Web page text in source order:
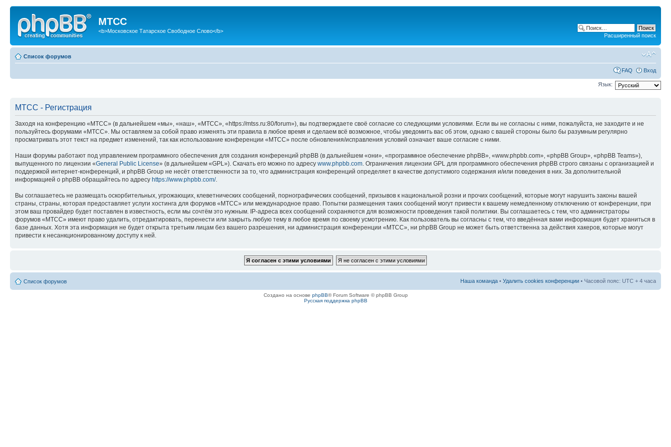
МТСС
<b>Московское Татарское Свободное Слово</b>
Расширенный поиск
Список форумов
FAQ Вход
Язык:
МТСС - Регистрация
Заходя на конференцию «МТСС» (в дальнейшем «мы», «наш», «МТСС», «https://mtss.ru:80/forum»), вы подтверждаете своё согласие со следующими условиями. Если вы не согласны с ними, пожалуйста, не заходите и не
пользуйтесь форумами «МТСС». Мы оставляем за собой право изменять эти правила в любое время и сделаем всё возможное, чтобы уведомить вас об этом, однако с вашей стороны было бы разумным регулярно
просматривать этот текст на предмет изменений, так как использование конференции «МТСС» после обновления/исправления условий означает ваше согласие с ними.
Наши форумы работают под управлением программного обеспечения для создания конференций phpBB (в дальнейшем «они», «программное обеспечение phpBB», «www.phpbb.com», «phpBB Group», «phpBB Teams»),
выпущенного по лицензии «General Public License» (в дальнейшем «GPL»). Скачать его можно по адресу www.phpbb.com. Ограничения лицензии GPL для программного обеспечения phpBB строго связаны с организацией и
поддержкой интернет-конференций, и phpBB Group не несёт ответственности за то, что администрация конференций определяет в качестве допустимого содержания и/или поведения в них. За дополнительной
информацией о phpBB обращайтесь по адресу https://www.phpbb.com/.
Вы соглашаетесь не размещать оскорбительных, угрожающих, клеветнических сообщений, порнографических сообщений, призывов к национальной розни и прочих сообщений, которые могут нарушить законы вашей
страны, страны, которая предоставляет услуги хостинга для форумов «МТСС» или международное право. Попытки размещения таких сообщений могут привести к вашему немедленному отключению от конференции, при
этом ваш провайдер будет поставлен в известность, если мы сочтём это нужным. IP-адреса всех сообщений сохраняются для возможности проведения такой политики. Вы соглашаетесь с тем, что администраторы
форумов «МТСС» имеют право удалить, отредактировать, перенести или закрыть любую тему в любое время по своему усмотрению. Как пользователь вы согласны с тем, что введённая вами информация будет храниться в
базе данных. Хотя эта информация не будет открыта третьим лицам без вашего разрешения, ни администрация конференции «МТСС», ни phpBB Group не может быть ответственна за действия хакеров, которые могут
привести к несанкционированному доступу к ней.
Список форумов Наша команда • Удалить cookies конференции • Часовой пояс: UTC + 4 часа
Создано на основе phpBB® Forum Software © phpBB Group
Русская поддержка phpBB